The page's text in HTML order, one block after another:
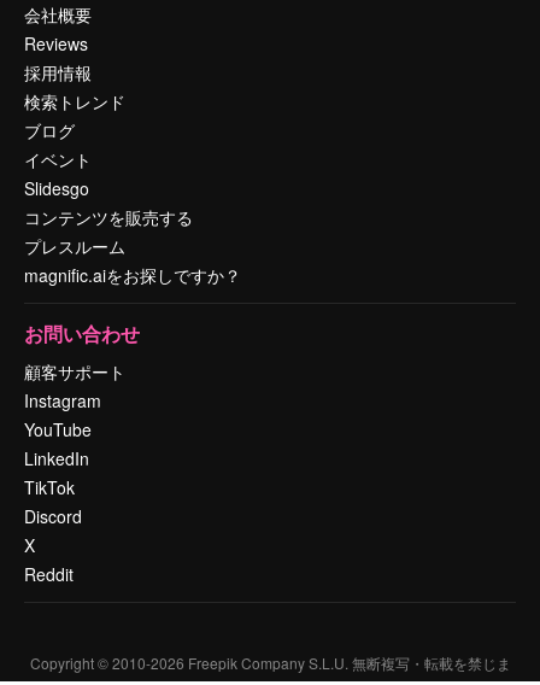
会社概要
Reviews
採用情報
検索トレンド
ブログ
イベント
Slidesgo
コンテンツを販売する
プレスルーム
magnific.aiをお探しですか？
お問い合わせ
顧客サポート
Instagram
YouTube
LinkedIn
TikTok
Discord
X
Reddit
Copyright © 2010-2026 Freepik Company S.L.U. 無断複写・転載を禁じま